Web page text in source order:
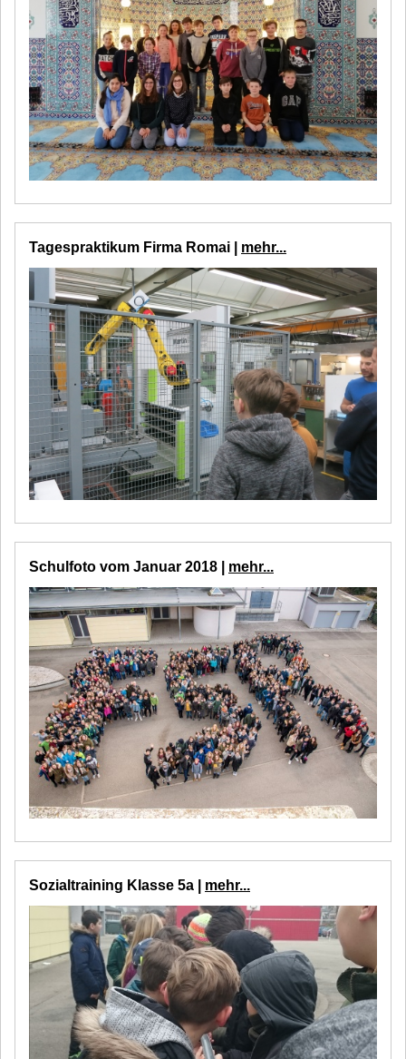
Tagespraktikum Firma Romai | mehr...
Schulfoto vom Januar 2018 | mehr...
Sozialtraining Klasse 5a | mehr...